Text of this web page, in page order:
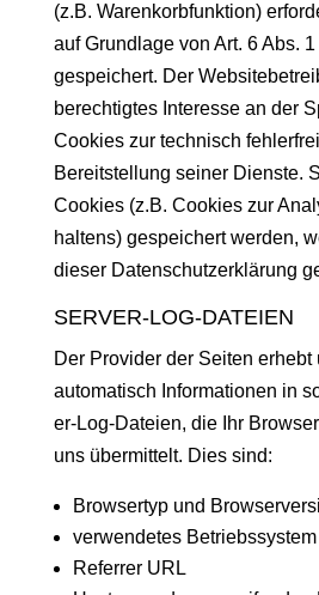
(z.B. Warenko­rb­funk­tion)
auf Grund­lage von Art. 6 Abs.
gespe­ichert. Der
berechtigtes Inter­esse an der
Cook­ies zur tech­nisch
Bere­it­stel­lung sein­er Dien­ste.
Cook­ies (z.B. Cook­ies zur
hal­tens) gespe­ichert wer­den,
dieser Daten­schutzerk­lärung
SERVER-LOG-DATEIEN
Der Provider der Seit­en erhebt
automa­tisch Infor­ma­tio­nen in
er-Log-Dateien, die Ihr
uns über­mit­telt. Dies sind:
Browser­typ und
ver­wen­detes Betriebssystem
Refer­rer URL